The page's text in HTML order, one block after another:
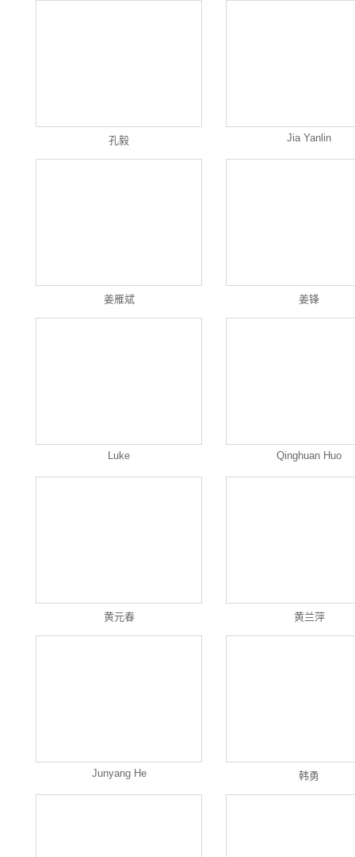
孔毅 Jia Yanlin
姜雁斌 姜锋
Luke Qinghuan Huo
黄元春 黄兰萍
Junyang He 韩勇